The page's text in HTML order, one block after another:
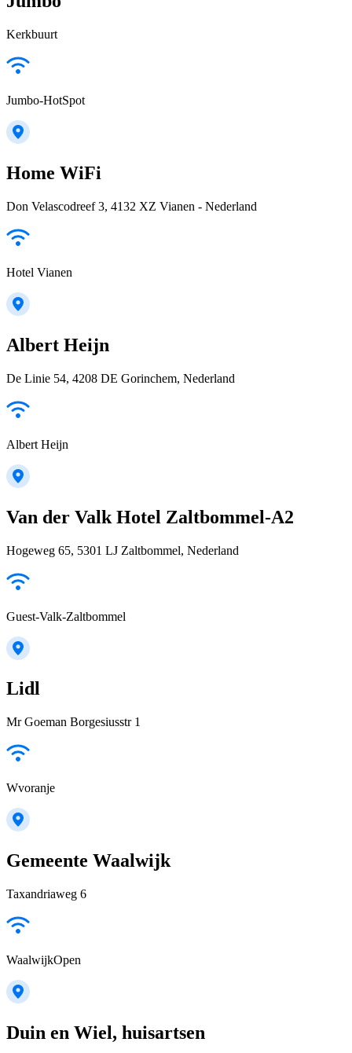
Kerkbuurt
Jumbo-HotSpot
Home WiFi
Don Velascodreef 3, 4132 XZ Vianen - Nederland
Hotel Vianen
Albert Heijn
De Linie 54, 4208 DE Gorinchem, Nederland
Albert Heijn
Van der Valk Hotel Zaltbommel-A2
Hogeweg 65, 5301 LJ Zaltbommel, Nederland
Guest-Valk-Zaltbommel
Lidl
Mr Goeman Borgesiusstr 1
Wvoranje
Gemeente Waalwijk
Taxandriaweg 6
WaalwijkOpen
Duin en Wiel, huisartsen